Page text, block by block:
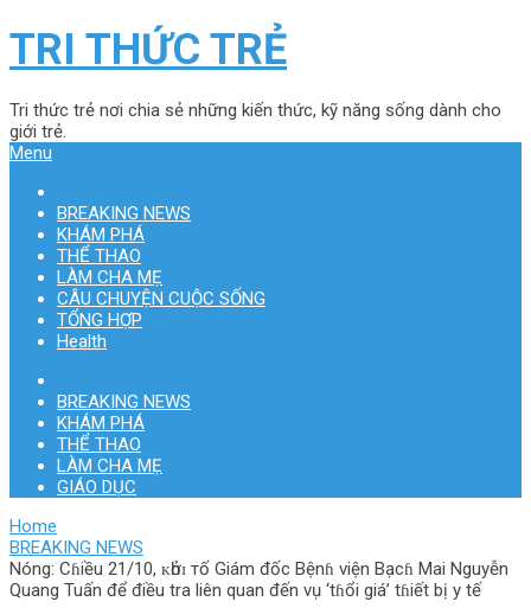
TRI THỨC TRẺ
Tri thức trẻ nơi chia sẻ những kiến thức, kỹ năng sống dành cho
giới trẻ.
Menu
BREAKING NEWS
KHÁM PHÁ
THỂ THAO
LÀM CHA MẸ
CÂU CHUYỆN CUỘC SỐNG
TỔNG HỢP
Health
BREAKING NEWS
KHÁM PHÁ
THỂ THAO
LÀM CHA MẸ
GIÁO DỤC
Home
BREAKING NEWS
Nóng: Cɦiều 21/10, ᴋһởɪ тố Giám đốc Bệnɦ viện Bạcɦ Mai Nguyễn
Quang Tuấn để điều tra liên quan đến vụ ‘tɦổi giá’ tɦiết bị y tế